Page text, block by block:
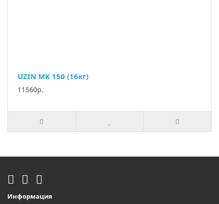
UZIN MK 150 (16кг)
11560р.
Информация